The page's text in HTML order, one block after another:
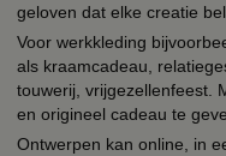
geloven dat elke creatie
Voor werkkleding
als kraamcadeau,
touwerij, vrijgezellenfeest.
en origineel cadeau te
Ontwerpen kan online, in